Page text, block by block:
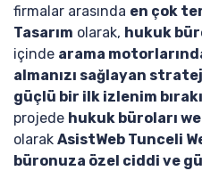
firmalar arasında en çok
Tasarım olarak, hukuk
içinde arama
almanızı sağlayan
güçlü bir ilk izlenim
projede hukuk büroları
olarak AsistWeb Tunceli
büronuza özel ciddi ve